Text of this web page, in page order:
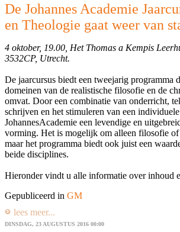
De Johannes Academie
en Theologie gaat weer van
4 oktober, 19.00, Het Thomas a Kempis
3532CP, Utrecht.
De jaarcursus biedt een tweejarig programma
domeinen van de realistische filosofie en de
omvat. Door een combinatie van onderricht,
schrijven en het stimuleren van een
JohannesAcademie een levendige en
vorming. Het is mogelijk om alleen filosofie
maar het programma biedt ook juist een
beide disciplines.
Hieronder vindt u alle informatie over inhoud
Gepubliceerd in GM
lees meer...
DINSDAG, 23 AUGUSTUS 2016 00:00